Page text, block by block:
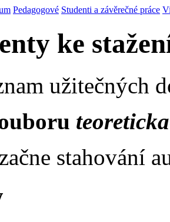
Pedagogové Studenti a závěrečné práce
ke
užitečných
stahování